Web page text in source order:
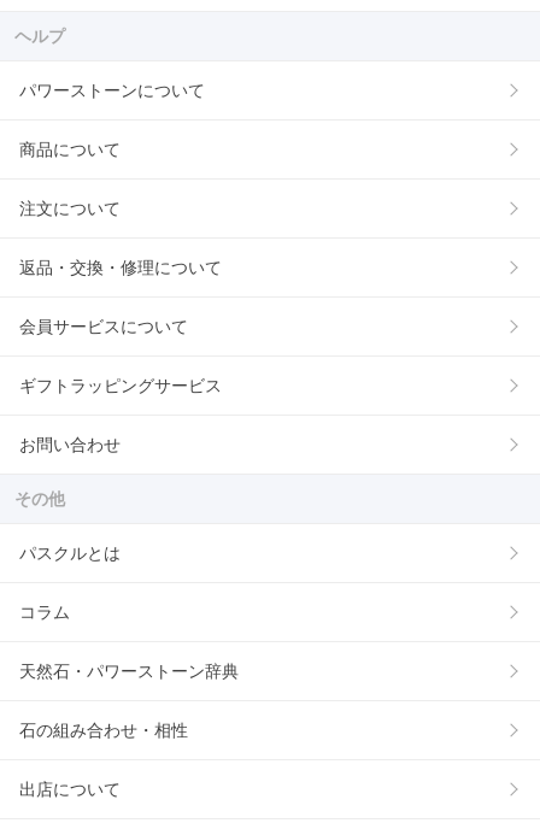
ヘルプ
パワーストーンについて
商品について
注文について
返品・交換・修理について
会員サービスについて
ギフトラッピングサービス
お問い合わせ
その他
パスクルとは
コラム
天然石・パワーストーン辞典
石の組み合わせ・相性
出店について